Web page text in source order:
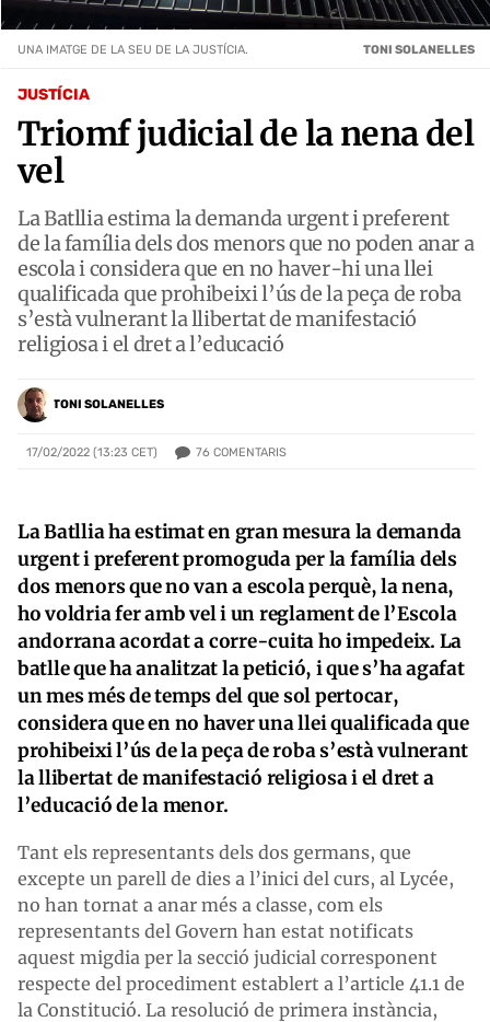
JUSTÍCIA
Triomf judicial de la nena del
vel
La Batllia estima la demanda urgent i preferent
de la família dels dos menors que no poden anar a
escola i considera que en no haver-hi una llei
qualificada que prohibeixi l’ús de la peça de roba
s’està vulnerant la llibertat de manifestació
religiosa i el dret a l’educació
TONI SOLANELLES
17/02/2022 (13:23 CET) 76 COMENTARIS
UNA IMATGE DE LA SEU DE LA JUSTÍCIA. TONI SOLANELLES
La Batllia ha estimat en gran mesura la demanda
urgent i preferent promoguda per la família dels
dos menors que no van a escola perquè, la nena,
ho voldria fer amb vel i un reglament de l’Escola
andorrana acordat a corre-cuita ho impedeix. La
batlle que ha analitzat la petició, i que s’ha agafat
un mes més de temps del que sol pertocar,
considera que en no haver una llei qualificada que
prohibeixi l’ús de la peça de roba s’està vulnerant
la llibertat de manifestació religiosa i el dret a
l’educació de la menor.
Tant els representants dels dos germans, que
excepte un parell de dies a l’inici del curs, al Lycée,
no han tornat a anar més a classe, com els
representants del Govern han estat notificats
aquest migdia per la secció judicial corresponent
respecte del procediment establert a l’article 41.1 de
la Constitució. La resolució de primera instància,